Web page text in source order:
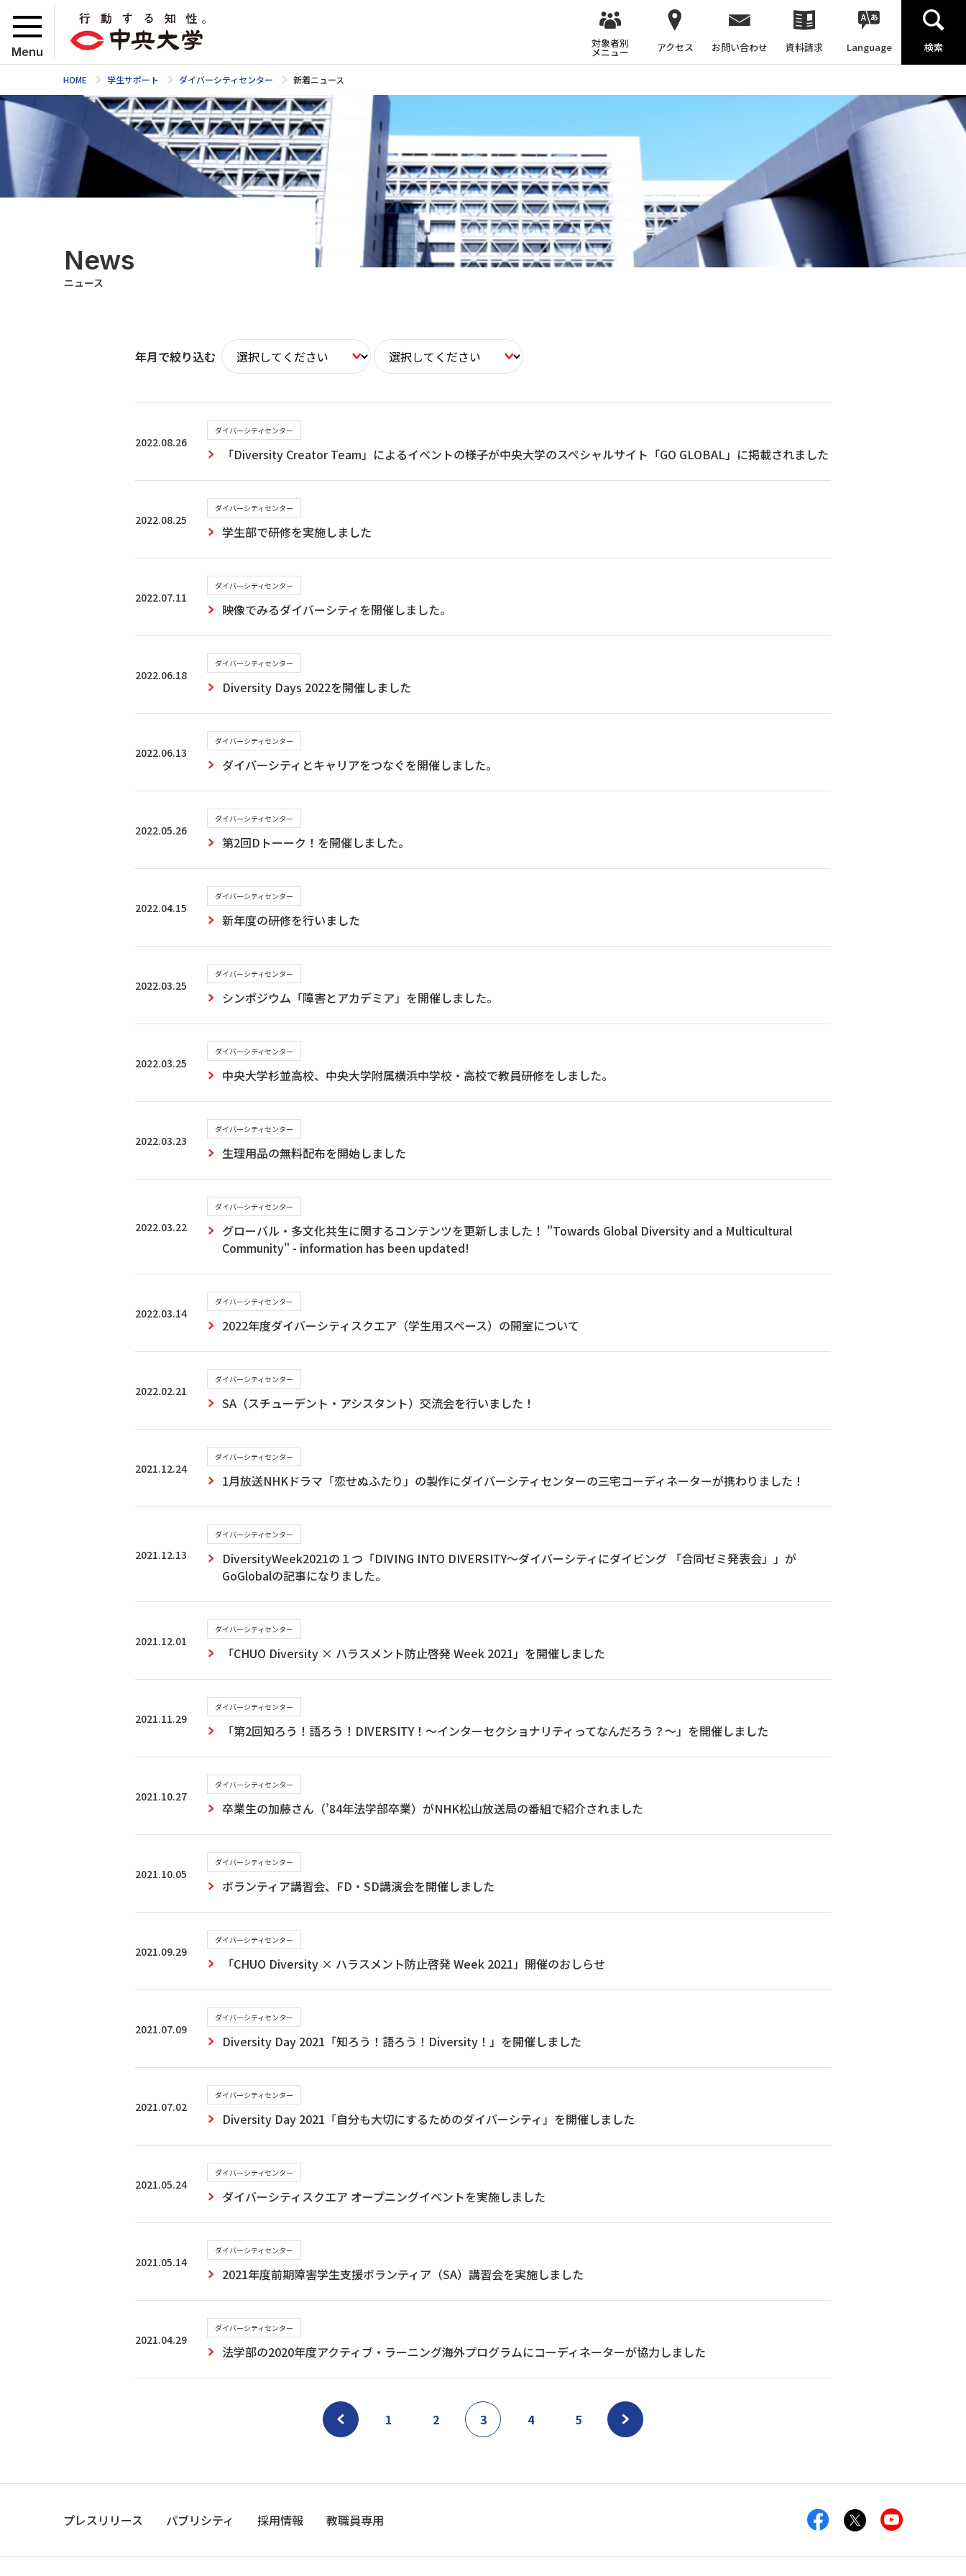
Menu
対象者別
メニュー アクセス お問い合わせ 資料請求 Language 検索
HOME 学生サポート ダイバーシティセンター 新着ニュース
News
ニュース
年月で絞り込む
2022.08.26
ダイバーシティセンター
「Diversity Creator Team」によるイベントの様子が中央大学のスペシャルサイト「GO GLOBAL」に掲載されました
2022.08.25
ダイバーシティセンター
学生部で研修を実施しました
2022.07.11
ダイバーシティセンター
映像でみるダイバーシティを開催しました。
2022.06.18
ダイバーシティセンター
Diversity Days 2022を開催しました
2022.06.13
ダイバーシティセンター
ダイバーシティとキャリアをつなぐを開催しました。
2022.05.26
ダイバーシティセンター
第2回Dトーーク！を開催しました。
2022.04.15
ダイバーシティセンター
新年度の研修を行いました
2022.03.25
ダイバーシティセンター
シンポジウム「障害とアカデミア」を開催しました。
2022.03.25
ダイバーシティセンター
中央大学杉並高校、中央大学附属横浜中学校・高校で教員研修をしました。
2022.03.23
ダイバーシティセンター
生理用品の無料配布を開始しました
2022.03.22
ダイバーシティセンター
グローバル・多文化共生に関するコンテンツを更新しました！ "Towards Global Diversity and a Multicultural
Community" - information has been updated!
2022.03.14
ダイバーシティセンター
2022年度ダイバーシティスクエア（学生用スペース）の開室について
2022.02.21
ダイバーシティセンター
SA（スチューデント・アシスタント）交流会を行いました！
2021.12.24
ダイバーシティセンター
1月放送NHKドラマ「恋せぬふたり」の製作にダイバーシティセンターの三宅コーディネーターが携わりました！
2021.12.13
ダイバーシティセンター
DiversityWeek2021の１つ「DIVING INTO DIVERSITY～ダイバーシティにダイビング 「合同ゼミ発表会」」が
GoGlobalの記事になりました。
2021.12.01
ダイバーシティセンター
「CHUO Diversity × ハラスメント防止啓発 Week 2021」を開催しました
2021.11.29
ダイバーシティセンター
「第2回知ろう！語ろう！DIVERSITY！〜インターセクショナリティってなんだろう？〜」を開催しました
2021.10.27
ダイバーシティセンター
卒業生の加藤さん（’84年法学部卒業）がNHK松山放送局の番組で紹介されました
2021.10.05
ダイバーシティセンター
ボランティア講習会、FD・SD講演会を開催しました
2021.09.29
ダイバーシティセンター
「CHUO Diversity × ハラスメント防止啓発 Week 2021」開催のおしらせ
2021.07.09
ダイバーシティセンター
Diversity Day 2021「知ろう！語ろう！Diversity！」を開催しました
2021.07.02
ダイバーシティセンター
Diversity Day 2021「自分も大切にするためのダイバーシティ」を開催しました
2021.05.24
ダイバーシティセンター
ダイバーシティスクエア オープニングイベントを実施しました
2021.05.14
ダイバーシティセンター
2021年度前期障害学生支援ボランティア（SA）講習会を実施しました
2021.04.29
ダイバーシティセンター
法学部の2020年度アクティブ・ラーニング海外プログラムにコーディネーターが協力しました
1 2 3 4 5
プレスリリース パブリシティ 採用情報 教職員専用